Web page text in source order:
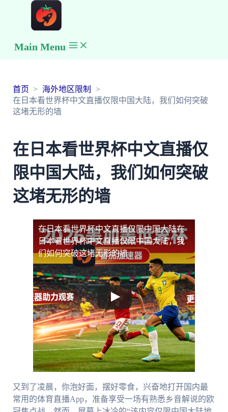
Main Menu
首页
海外地区限制
在日本看世界杯中文直播仅限中国大陆，我们如何突破
这堵无形的墙
在日本看世界杯中文直播仅
限中国大陆，我们如何突破
这堵无形的墙
在日本看世界杯中文直播仅限中国大陆在
日本看世界杯中文直播仅限中国大陆，我
们如何突破这堵无形的墙
又到了凌晨，你泡好面，摆好零食，兴奋地打开国内最
常用的体育直播App，准备享受一场有熟悉乡音解说的欧